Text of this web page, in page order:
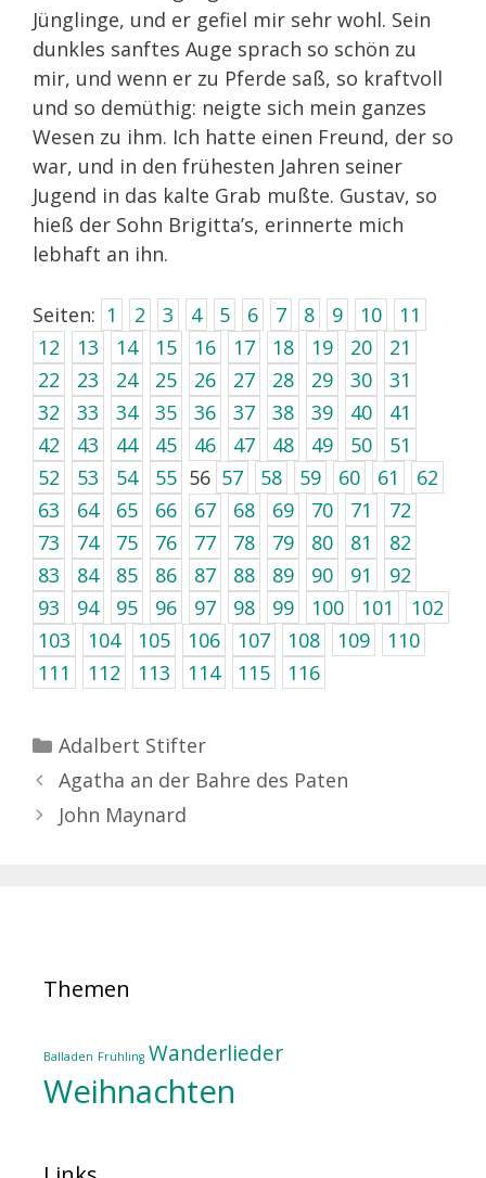
Jünglinge, und er gefiel mir sehr wohl. Sein
dunkles sanftes Auge sprach so schön zu
mir, und wenn er zu Pferde saß, so kraftvoll
und so demüthig: neigte sich mein ganzes
Wesen zu ihm. Ich hatte einen Freund, der so
war, und in den frühesten Jahren seiner
Jugend in das kalte Grab mußte. Gustav, so
hieß der Sohn Brigitta’s, erinnerte mich
lebhaft an ihn.
Seiten: 1 2 3 4 5 6 7 8 9 10
11
12
13 14 15 16 17 18 19 20
21
22
23 24 25 26 27 28 29 30
31
32
33 34 35 36 37 38 39 40
41
42
43 44 45 46 47 48 49 50
51
52
53 54 55 56 57 58 59 60 61
62
63
64 65 66 67 68 69 70 71
72
73
74 75 76 77 78 79 80 81
82
83
84 85 86 87 88 89 90 91
92
93
94 95 96 97 98 99 100 101
102
103
104 105 106 107 108 109
110
111
112 113 114 115 116
Kategorien
Adalbert Stifter
Agatha an der Bahre des Paten
John Maynard
Themen
Balladen Frühling Wanderlieder
Weihnachten